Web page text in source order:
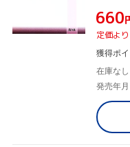
¥660
定価よ
獲得ポ
在庫なし
発売年